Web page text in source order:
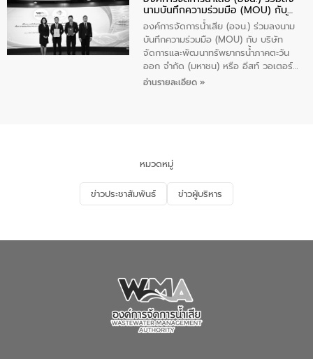
นักเรียนชั้นประถมศึกษาปีที่ 5 โรงเรียน
เทศบาล 1 (พะเยาประชานุกูล) จำนวน 30
คน
นามบันทึกความร่วมมือ (MOU) กับ
บริษัท จัดการและพัฒนาทรัพยากรน้ำ
ภาคตะวันออก จำกัด (มหาชน) หรือ อีส
ท์ วอเตอร์
องค์การจัดการน้ำเสีย (อจน.) ร่วมลงนาม
บันทึกความร่วมมือ (MOU) กับ บริษัท
จัดการและพัฒนาทรัพยากรน้ำภาคตะวัน
ออก จำกัด (มหาชน) หรือ อีสท์ วอเตอร์
เมื่อวันอังคารที่ 4 สิงหาคม 2569 ณ ห้อง
ด้านน้ำของประเทศ และเตรียมความพร้อม
รองรับการเติบโตของเมือง รวมถึงการ
ลงทุนในอุตสาหกรรมแห่งอนาคต ตลอดจน
มุ่งตอบโจทย์ความท้าทายจากวิกฤตการ
ในครั้งนี้เป็นการดึงจุดแข็งและความ
(อจน.) มาผสานกับประสบการณ์และ
เทคโนโลยีโครงข่ายน้ำครบวงจรในพื้นที่ EEC
ของอีสท์ วอเตอร์ เพื่อร่วมกันศึกษา
เทคโนโลยีการปรับปรุงคุณภาพน้ำ (Water
Reuse) และพัฒนารูปแบบการดำเนินงาน
อ่านรายละเอียด »
หมวดหมู่
ข่าวประชาสัมพันธ์ ข่าวผู้บริหาร